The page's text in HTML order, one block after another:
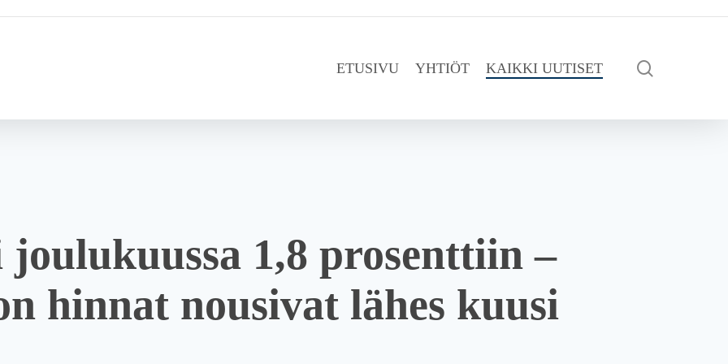
ETUSIVU YHTIÖT KAIKKI UUTISET
1,8 prosenttiin –
hinnat nousivat lähes kuusi